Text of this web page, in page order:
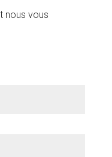
nous vous